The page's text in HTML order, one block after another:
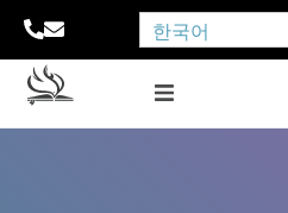
한국어